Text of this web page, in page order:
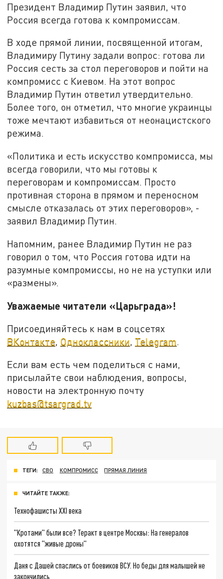
Президент Владимир Путин заявил, что
Россия всегда готова к компромиссам.
В ходе прямой линии, посвященной итогам,
Владимиру Путину задали вопрос: готова ли
Россия сесть за стол переговоров и пойти на
компромисс с Киевом. На этот вопрос
Владимир Путин ответил утвердительно.
Более того, он отметил, что многие украинцы
тоже мечтают избавиться от неонацистского
режима.
«Политика и есть искусство компромисса, мы
всегда говорили, что мы готовы к
переговорам и компромиссам. Просто
противная сторона в прямом и переносном
смысле отказалась от этих переговоров», -
заявил Владимир Путин.
Напомним, ранее Владимир Путин не раз
говорил о том, что Россия готова идти на
разумные компромиссы, но не на уступки или
«размены».
Уважаемые читатели «Царьграда»!
Присоединяйтесь к нам в соцсетях
ВКонтакте, Одноклассники, Telegram.
Если вам есть чем поделиться с нами,
присылайте свои наблюдения, вопросы,
новости на электронную почту
kuzbas@tsargrad.tv
ТЕГИ: СВО КОМПРОМИСС ПРЯМАЯ ЛИНИЯ
ЧИТАЙТЕ ТАКЖЕ:
Технофашисты XXI века
"Кротами" были все? Теракт в центре Москвы: На генералов
охотятся "живые дроны"
Даня с Дашей спаслись от боевиков ВСУ. Но беды для малышей не
закончились